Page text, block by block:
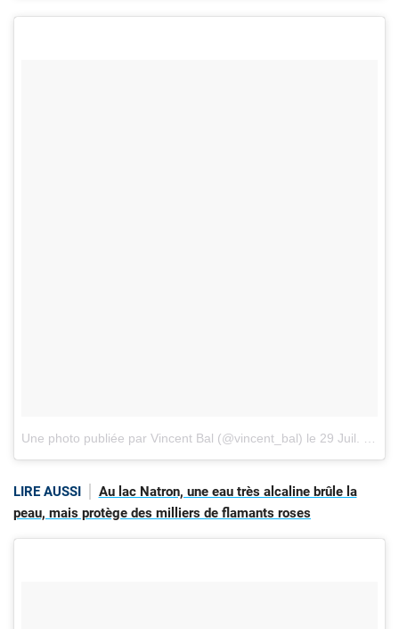
Une photo publiée par Vincent Bal (@vincent_bal) le 29 Juil. 2016 à 23h42 PDT
LIRE AUSSI
Au lac Natron, une eau très alcaline brûle la
peau, mais protège des milliers de flamants roses